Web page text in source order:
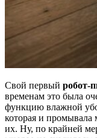
Свой первый робот-
временам это была
функцию влажной
которая и
их. Ну, по крайней